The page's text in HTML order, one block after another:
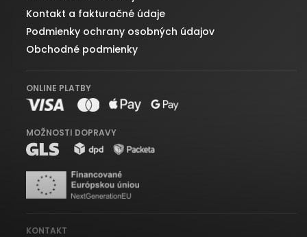
Kontakt a fakturačné údaje
Podmienky ochrany osobných údajov
Obchodné podmienky
ONLINE PLATBY
MOŽNOSTI DOPRAVY
KONTAKT